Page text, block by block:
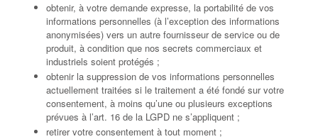
obtenir, à votre demande expresse, la portabilité de vos
informations personnelles (à l’exception des informations
anonymisées) vers un autre fournisseur de service ou de
produit, à condition que nos secrets commerciaux et
industriels soient protégés ;
obtenir la suppression de vos informations personnelles
actuellement traitées si le traitement a été fondé sur votre
consentement, à moins qu’une ou plusieurs exceptions
prévues à l’art. 16 de la LGPD ne s’appliquent ;
retirer votre consentement à tout moment ;